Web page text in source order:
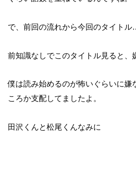
で、前回の流れから今回のタイトル
前知識なしでこのタイトル見ると、
僕は読み始めるのが怖いぐらいに嫌
ころか支配してましたよ。
田沢くんと松尾くんなみに